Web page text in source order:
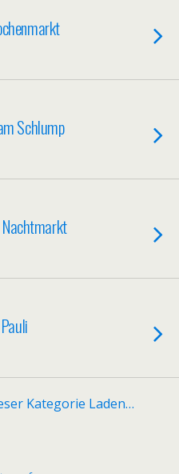
Schlump
Kategorie Laden…